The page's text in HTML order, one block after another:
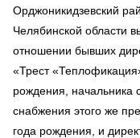
Орджоникидзевский
Челябинской области
отношении бывших
«Трест
рождения, начальника
снабжения этого же
года рождения, и